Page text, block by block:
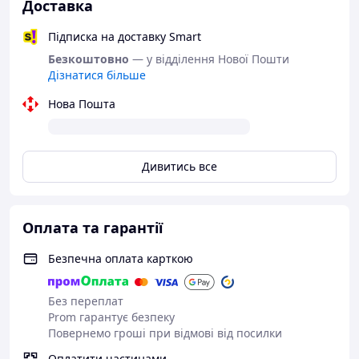
Доставка
Підписка на доставку Smart
Безкоштовно — у відділення Нової Пошти
Дізнатися більше
Нова Пошта
Дивитись все
Оплата та гарантії
Безпечна оплата карткою
Без переплат
Prom гарантує безпеку
Повернемо гроші при відмові від посилки